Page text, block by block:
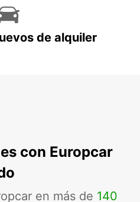
de alquiler
con Europcar
en más de 140